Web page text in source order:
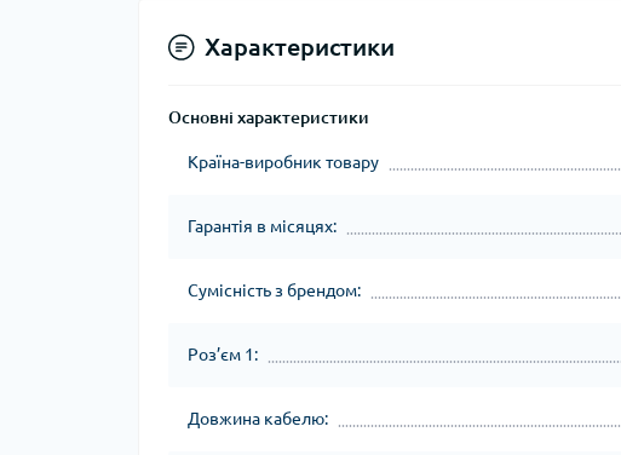
Характеристики
Основні характеристики
Країна-виробник товару
Гарантія в місяцях:
Сумісність з брендом:
Роз’єм 1:
Довжина кабелю: